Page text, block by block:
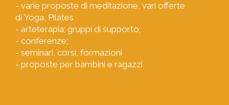
- varie proposte di meditazione, vari offerte
di Yoga, Pilates
- arteterapia; gruppi di supporto;
- conferenze;
- seminari, corsi, formazioni
- proposte per bambini e ragazzi